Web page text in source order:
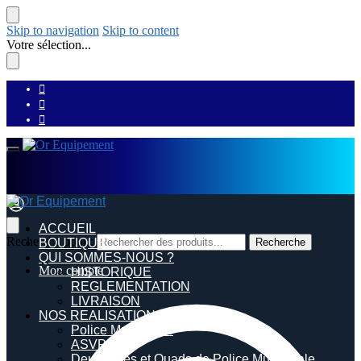
Skip to navigation Skip to content
Votre sélection...
Recherche pour : Recherche
Mon compte
ACCUEIL
BOUTIQUE
QUI SOMMES-NOUS ?
HISTORIQUE
REGLEMENTATION
LIVRAISON
NOS REALISATIONS
Police Municipale
ASVP